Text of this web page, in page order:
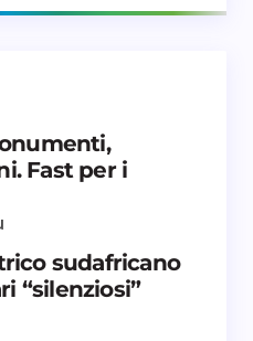
Fast per i
sudafricano
“silenziosi”